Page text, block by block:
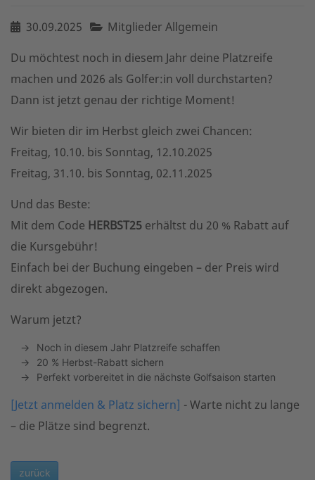
30.09.2025
Mitglieder Allgemein
Du möchtest noch in diesem Jahr deine Platzreife
machen und 2026 als Golfer:in voll durchstarten?
Dann ist jetzt genau der richtige Moment!
Wir bieten dir im Herbst gleich zwei Chancen:
Freitag, 10.10. bis Sonntag, 12.10.2025
Freitag, 31.10. bis Sonntag, 02.11.2025
Und das Beste:
Mit dem Code HERBST25 erhältst du 20 % Rabatt auf
die Kursgebühr!
Einfach bei der Buchung eingeben – der Preis wird
direkt abgezogen.
Warum jetzt?
Noch in diesem Jahr Platzreife schaffen
20 % Herbst-Rabatt sichern
Perfekt vorbereitet in die nächste Golfsaison starten
[Jetzt anmelden & Platz sichern] - Warte nicht zu lange
– die Plätze sind begrenzt.
zurück